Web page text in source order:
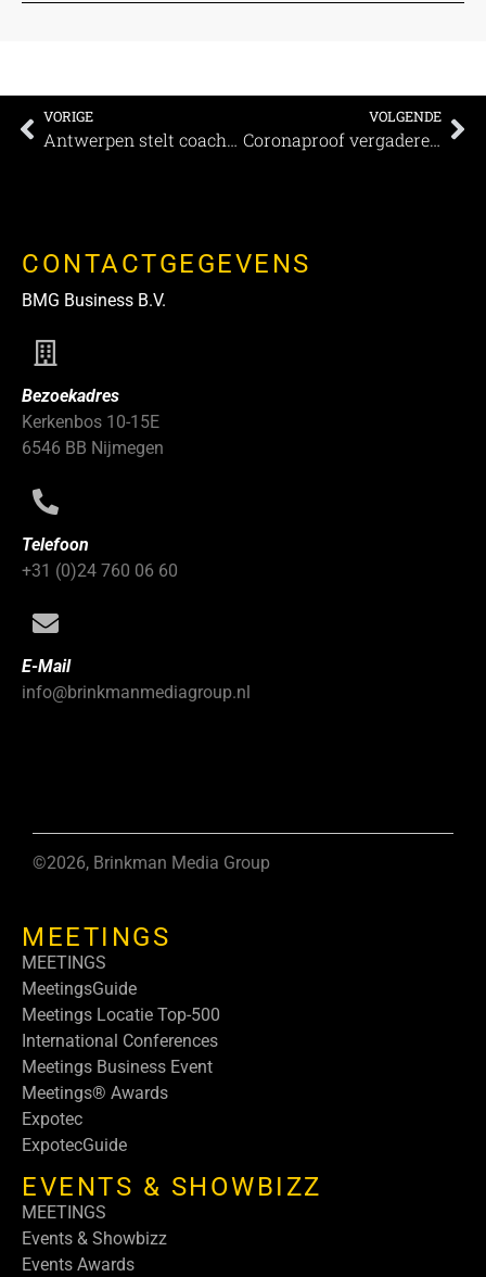
VORIGE
Antwerpen stelt coachingsessies open voor ondernemers
VOLGENDE
Coronaproof vergaderen op de mooiste vergaderlocatie van Nederland
CONTACTGEGEVENS
BMG Business B.V.
Bezoekadres
Kerkenbos 10-15E
6546 BB Nijmegen
Telefoon
+31 (0)24 760 06 60
E-Mail
info@brinkmanmediagroup.nl
©2026, Brinkman Media Group
MEETINGS
MEETINGS
MeetingsGuide
Meetings Locatie Top-500
International Conferences
Meetings Business Event
Meetings® Awards
Expotec
ExpotecGuide
EVENTS & SHOWBIZZ
MEETINGS
Events & Showbizz
Events Awards